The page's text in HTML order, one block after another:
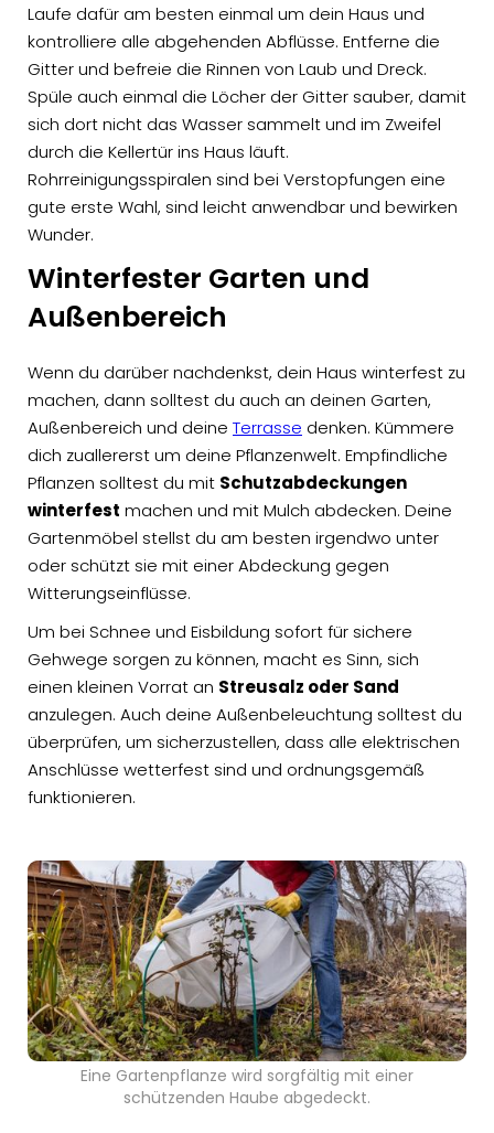
Laufe dafür am besten einmal um dein Haus und
kontrolliere alle abgehenden Abflüsse. Entferne die
Gitter und befreie die Rinnen von Laub und Dreck.
Spüle auch einmal die Löcher der Gitter sauber, damit
sich dort nicht das Wasser sammelt und im Zweifel
durch die Kellertür ins Haus läuft.
Rohrreinigungsspiralen sind bei Verstopfungen eine
gute erste Wahl, sind leicht anwendbar und bewirken
Wunder.
Winterfester Garten und
Außenbereich
Wenn du darüber nachdenkst, dein Haus winterfest zu
machen, dann solltest du auch an deinen Garten,
Außenbereich und deine Terrasse denken. Kümmere
dich zuallererst um deine Pflanzenwelt. Empfindliche
Pflanzen solltest du mit Schutzabdeckungen
winterfest machen und mit Mulch abdecken. Deine
Gartenmöbel stellst du am besten irgendwo unter
oder schützt sie mit einer Abdeckung gegen
Witterungseinflüsse.
Um bei Schnee und Eisbildung sofort für sichere
Gehwege sorgen zu können, macht es Sinn, sich
einen kleinen Vorrat an Streusalz oder Sand
anzulegen. Auch deine Außenbeleuchtung solltest du
überprüfen, um sicherzustellen, dass alle elektrischen
Anschlüsse wetterfest sind und ordnungsgemäß
funktionieren.
Eine Gartenpflanze wird sorgfältig mit einer
schützenden Haube abgedeckt.